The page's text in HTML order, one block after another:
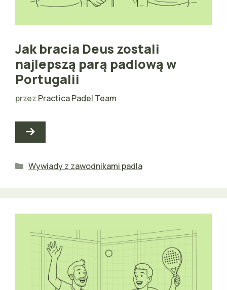
Jak bracia Deus zostali
najlepszą parą padlową w
Portugalii
przez Practica Padel Team
Kategorie
Wywiady z zawodnikami padla